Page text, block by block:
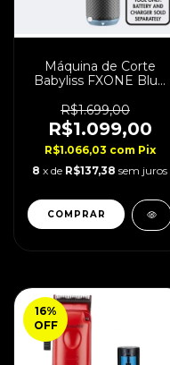
Máquina de Corte
Babyliss FXONE Blue
R$1.699,00
R$1.099,00
R$1.066,03 com Pix
8 x de R$137,38 sem juros
COMPRAR
16%
OFF